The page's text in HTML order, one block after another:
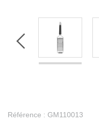
Référence : GM110013